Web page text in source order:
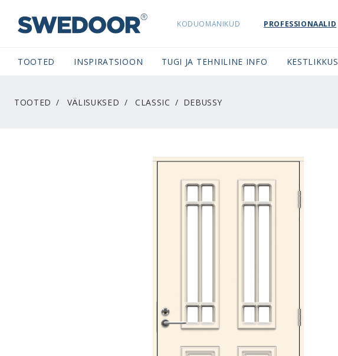
SWEDOORESTONIA NAVIGATION
KODUOMANIKUD PROFESSIONAALID
TOOTED INSPIRATSIOON TUGI JA TEHNILINE INFO KESTLIKKUS
TOOTED VÄLISUKSED CLASSIC DEBUSSY